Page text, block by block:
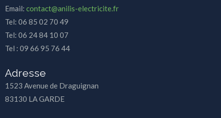
Email: contact@anilis-electricite.fr
Tel: 06 85 02 70 49
Tel: 06 24 84 10 07
Tel : 09 66 95 76 44
Adresse
1523 Avenue de Draguignan
83130 LA GARDE